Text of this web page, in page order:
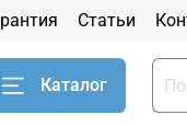
Статьи
Каталог